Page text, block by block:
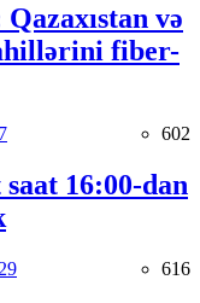
və
fiber-
602
16:00-dan
616